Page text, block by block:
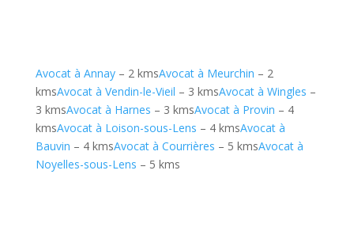
Avocat à Annay– 2 kmsAvocat à Meurchin – 2
kmsAvocat à Vendin-le-Vieil – 3 kmsAvocat à Wingles –
3 kmsAvocat à Harnes – 3 kmsAvocat à Provin – 4
kmsAvocat à Loison-sous-Lens – 4 kmsAvocat à
Bauvin – 4 kmsAvocat à Courrières – 5 kmsAvocat à
Noyelles-sous-Lens – 5 kms